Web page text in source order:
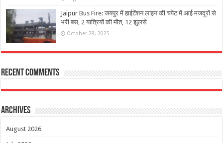
Jaipur Bus Fire: जयपुर में हाईटेंशन लाइन की चपेट में आई मजदूरों से
भरी बस, 2 यात्रियों की मौत, 12 झुलसे
October 28, 2025
Recent Comments
Archives
August 2026